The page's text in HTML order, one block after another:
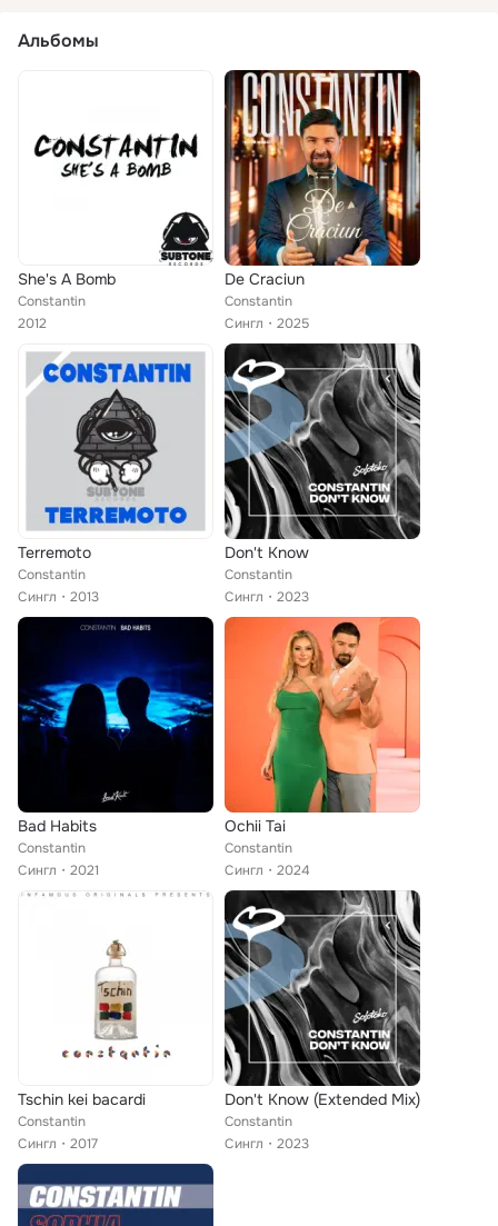
Альбомы
She's A Bomb
Constantin
2012
De Craciun
Constantin
Сингл
2025
Terremoto
Constantin
Сингл
2013
Don't Know
Constantin
Сингл
2023
Bad Habits
Constantin
Сингл
2021
Ochii Tai
Constantin
Сингл
2024
Tschin kei bacardi
Constantin
Сингл
2017
Don't Know (Extended Mix)
Constantin
Сингл
2023